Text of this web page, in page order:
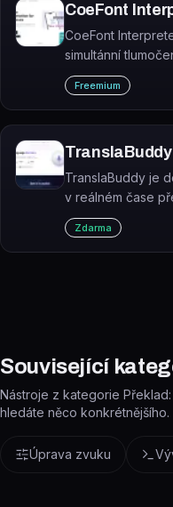
CoeFont
CoeFont
simultánní
převádí mluvené
znějících cizích
Freemium
TranslaBuddy je
v reálném čase
latencí pod 300
překryvném okně
Zdarma
Související
Nástroje z kategorie
hledáte něco konkrétnějšího.
Úprava zvuku